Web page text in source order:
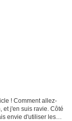
! Comment allez-
et j'en suis ravie. Côté
envie d'utiliser les